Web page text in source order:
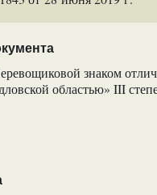
знаком
областью» III